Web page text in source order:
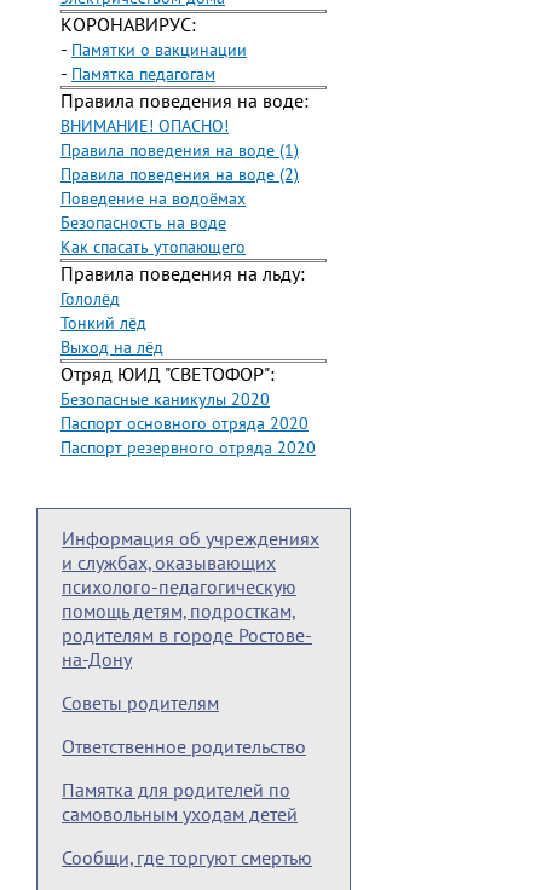
КОРОНАВИРУС:
- Памятки о вакцинации
- Памятка педагогам
Правила поведения на воде:
ВНИМАНИЕ! ОПАСНО!
Правила поведения на воде (1)
Правила поведения на воде (2)
Поведение на водоёмах
Безопасность на воде
Как спасать утопающего
Правила поведения на льду:
Гололёд
Тонкий лёд
Выход на лёд
Отряд ЮИД "СВЕТОФОР":
Безопасные каникулы 2020
Паспорт основного отряда 2020
Паспорт резервного отряда 2020
Информация об учреждениях
и службах, оказывающих
психолого-педагогическую
помощь детям, подросткам,
родителям в городе Ростове-
на-Дону
Советы родителям
Ответственное родительство
Памятка для родителей по
самовольным уходам детей
Сообщи, где торгуют смертью